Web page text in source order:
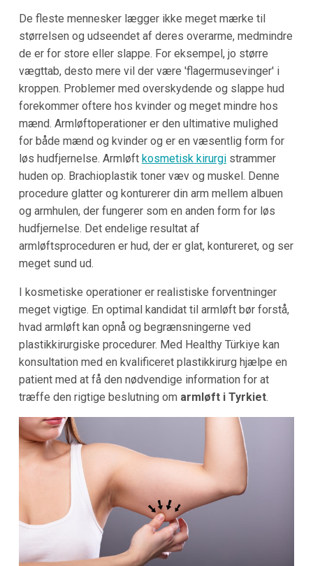
De fleste mennesker lægger ikke meget mærke til
størrelsen og udseendet af deres overarme, medmindre
de er for store eller slappe. For eksempel, jo større
vægttab, desto mere vil der være 'flagermusevinger' i
kroppen. Problemer med overskydende og slappe hud
forekommer oftere hos kvinder og meget mindre hos
mænd. Armløftoperationer er den ultimative mulighed
for både mænd og kvinder og er en væsentlig form for
løs hudfjernelse. Armløft kosmetisk kirurgistrammer
huden op. Brachioplastik toner væv og muskel. Denne
procedure glatter og konturerer din arm mellem albuen
og armhulen, der fungerer som en anden form for løs
hudfjernelse. Det endelige resultat af
armløftsproceduren er hud, der er glat, kontureret, og ser
meget sund ud.
I kosmetiske operationer er realistiske forventninger
meget vigtige. En optimal kandidat til armløft bør forstå,
hvad armløft kan opnå og begrænsningerne ved
plastikkirurgiske procedurer. Med Healthy Türkiye kan
konsultation med en kvalificeret plastikkirurg hjælpe en
patient med at få den nødvendige information for at
træffe den rigtige beslutning om armløft i Tyrkiet.